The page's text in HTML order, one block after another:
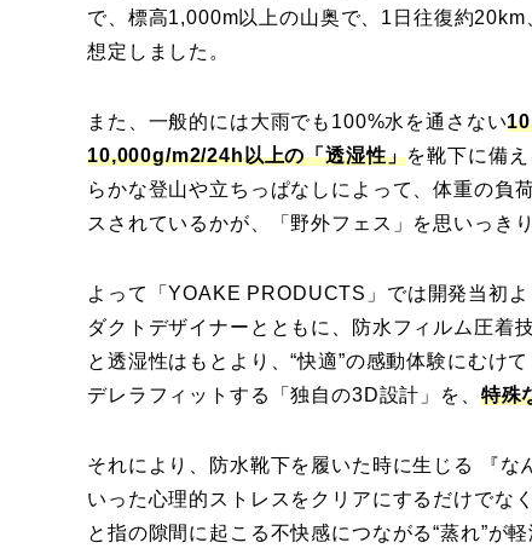
で、標高1,000m以上の山奥で、1日往復約
想定しました。
また、一般的には大雨でも100%水を通さない
10,000g/m2/24h以上の「透湿性」を靴下に備
らかな登山や立ちっぱなしによって、体重の負
スされているかが、「野外フェス」を思いっき
よって「YOAKE PRODUCTS」では開発当初
ダクトデザイナーとともに、防水フィルム圧着
と透湿性はもとより、“快適”の感動体験にむけ
デレラフィットする「独自の3D設計」を、 特殊
それにより、防水靴下を履いた時に生じる 『
いった心理的ストレスをクリアにするだけでな
と指の隙間に起こる不快感につながる“蒸れ”が軽